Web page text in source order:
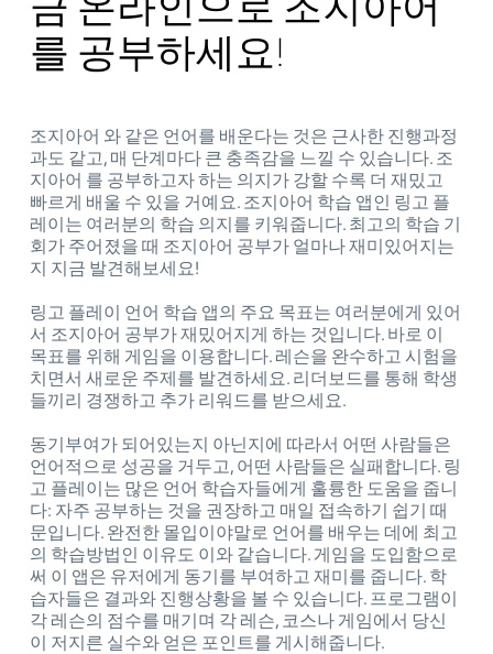
를 공부하세요!
조지아어 와 같은 언어를 배운다는 것은 근사한 진행과정
과도 같고, 매 단계마다 큰 충족감을 느낄 수 있습니다. 조
지아어 를 공부하고자 하는 의지가 강할 수록 더 재밌고
빠르게 배울 수 있을 거예요. 조지아어 학습 앱인 링고 플
레이는 여러분의 학습 의지를 키워줍니다. 최고의 학습 기
회가 주어졌을 때 조지아어 공부가 얼마나 재미있어지는
지 지금 발견해보세요!
링고 플레이 언어 학습 앱의 주요 목표는 여러분에게 있어
서 조지아어 공부가 재밌어지게 하는 것입니다. 바로 이
목표를 위해 게임을 이용합니다. 레슨을 완수하고 시험을
치면서 새로운 주제를 발견하세요. 리더보드를 통해 학생
들끼리 경쟁하고 추가 리워드를 받으세요.
동기부여가 되어있는지 아닌지에 따라서 어떤 사람들은
언어적으로 성공을 거두고, 어떤 사람들은 실패합니다. 링
고 플레이는 많은 언어 학습자들에게 훌륭한 도움을 줍니
다: 자주 공부하는 것을 권장하고 매일 접속하기 쉽기 때
문입니다. 완전한 몰입이야말로 언어를 배우는 데에 최고
의 학습방법인 이유도 이와 같습니다. 게임을 도입함으로
써 이 앱은 유저에게 동기를 부여하고 재미를 줍니다. 학
습자들은 결과와 진행상황을 볼 수 있습니다. 프로그램이
각 레슨의 점수를 매기며 각 레슨, 코스나 게임에서 당신
이 저지른 실수와 얻은 포인트를 게시해줍니다.